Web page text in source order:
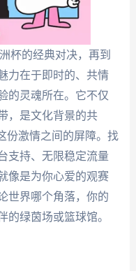
杯的经典对决，再到
力在于即时的、共情
的灵魂所在。它不仅
，是文化背景的共
份激情之间的屏障。找
支持、无限稳定流量
像是为你心爱的观赛
世界哪个角落，你的
的绿茵场或篮球馆。